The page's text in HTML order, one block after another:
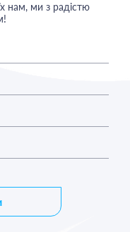
нам, ми з радістю